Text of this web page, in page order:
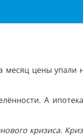
месяц цены упали
А
кризиса.